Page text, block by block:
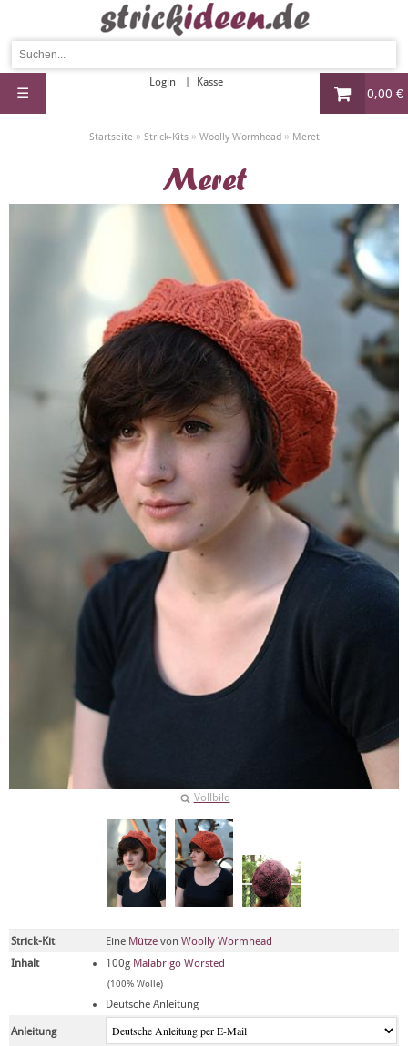
0,00 €
Login Kasse
☰
Startseite» Strick-Kits» Woolly Wormhead» Meret
Meret
Vollbild
Strick-Kit Eine Mütze von Woolly Wormhead
Inhalt
100g Malabrigo Worsted
(100% Wolle)
Deutsche Anleitung
Anleitung